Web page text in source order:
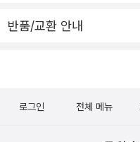
반품/교환 안내
로그인 전체 메뉴